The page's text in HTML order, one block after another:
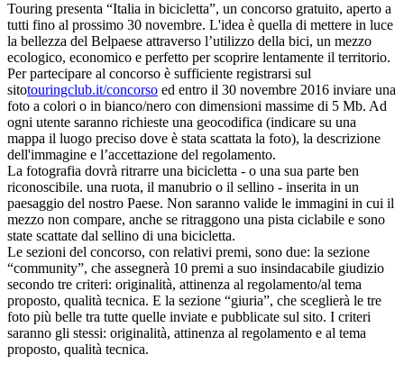
Touring presenta “Italia in bicicletta”, un concorso gratuito, aperto a
tutti fino al prossimo 30 novembre. L'idea è quella di mettere in luce
la bellezza del Belpaese attraverso l’utilizzo della bici, un mezzo
ecologico, economico e perfetto per scoprire lentamente il territorio.
Per partecipare al concorso è sufficiente registrarsi sul
sitotouringclub.it/concorso ed entro il 30 novembre 2016 inviare una
foto a colori o in bianco/nero con dimensioni massime di 5 Mb. Ad
ogni utente saranno richieste una geocodifica (indicare su una
mappa il luogo preciso dove è stata scattata la foto), la descrizione
dell'immagine e l’accettazione del regolamento.
La fotografia dovrà ritrarre una bicicletta - o una sua parte ben
riconoscibile. una ruota, il manubrio o il sellino - inserita in un
paesaggio del nostro Paese. Non saranno valide le immagini in cui il
mezzo non compare, anche se ritraggono una pista ciclabile e sono
state scattate dal sellino di una bicicletta.
Le sezioni del concorso, con relativi premi, sono due: la sezione
“community”, che assegnerà 10 premi a suo insindacabile giudizio
secondo tre criteri: originalità, attinenza al regolamento/al tema
proposto, qualità tecnica. E la sezione “giuria”, che sceglierà le tre
foto più belle tra tutte quelle inviate e pubblicate sul sito. I criteri
saranno gli stessi: originalità, attinenza al regolamento e al tema
proposto, qualità tecnica.